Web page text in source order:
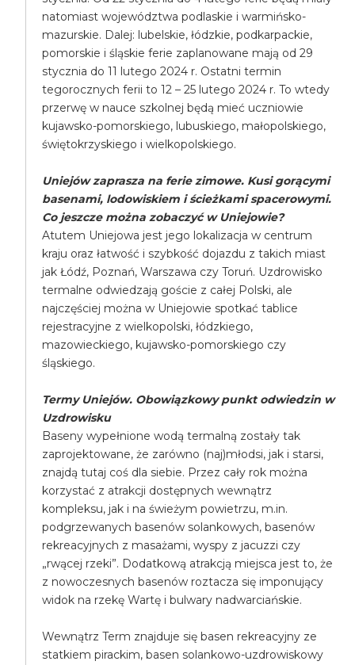
natomiast województwa podlaskie i warmińsko-
mazurskie. Dalej: lubelskie, łódzkie, podkarpackie,
pomorskie i śląskie ferie zaplanowane mają od 29
stycznia do 11 lutego 2024 r. Ostatni termin
tegorocznych ferii to 12 – 25 lutego 2024 r. To wtedy
przerwę w nauce szkolnej będą mieć uczniowie
kujawsko-pomorskiego, lubuskiego, małopolskiego,
świętokrzyskiego i wielkopolskiego.
Uniejów zaprasza na ferie zimowe. Kusi gorącymi
basenami, lodowiskiem i ścieżkami spacerowymi.
Co jeszcze można zobaczyć w Uniejowie?
Atutem Uniejowa jest jego lokalizacja w centrum
kraju oraz łatwość i szybkość dojazdu z takich miast
jak Łódź, Poznań, Warszawa czy Toruń. Uzdrowisko
termalne odwiedzają goście z całej Polski, ale
najczęściej można w Uniejowie spotkać tablice
rejestracyjne z wielkopolski, łódzkiego,
mazowieckiego, kujawsko-pomorskiego czy
śląskiego.
Termy Uniejów. Obowiązkowy punkt odwiedzin w
Uzdrowisku
Baseny wypełnione wodą termalną zostały tak
zaprojektowane, że zarówno (naj)młodsi, jak i starsi,
znajdą tutaj coś dla siebie. Przez cały rok można
korzystać z atrakcji dostępnych wewnątrz
kompleksu, jak i na świeżym powietrzu, m.in.
podgrzewanych basenów solankowych, basenów
rekreacyjnych z masażami, wyspy z jacuzzi czy
„rwącej rzeki”. Dodatkową atrakcją miejsca jest to, że
z nowoczesnych basenów roztacza się imponujący
widok na rzekę Wartę i bulwary nadwarciańskie.
Wewnątrz Term znajduje się basen rekreacyjny ze
statkiem pirackim, basen solankowo-uzdrowiskowy